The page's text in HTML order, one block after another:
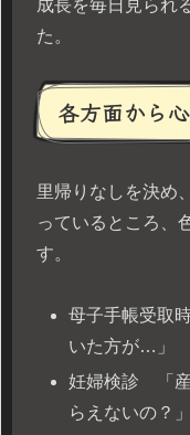
成長を毎日見られ
た。
各方面から
里帰りなしを決め
っているところ、
す。
母子手帳受取
いた方が…」
妊婦検診 「産
らえないの？」